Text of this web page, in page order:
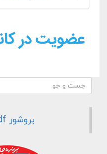
فرم جستجو
بروشور pdf کتاب تاک